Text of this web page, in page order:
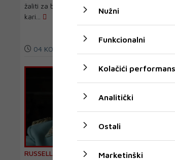
žaliti za bilo kojim dijelom svoje
kari...
04 KOL 2025
RUSSELL CROWE QUENTIN
Nužni
Funkcionalni
Kolačići
Analitički
Ostali
Marketinški